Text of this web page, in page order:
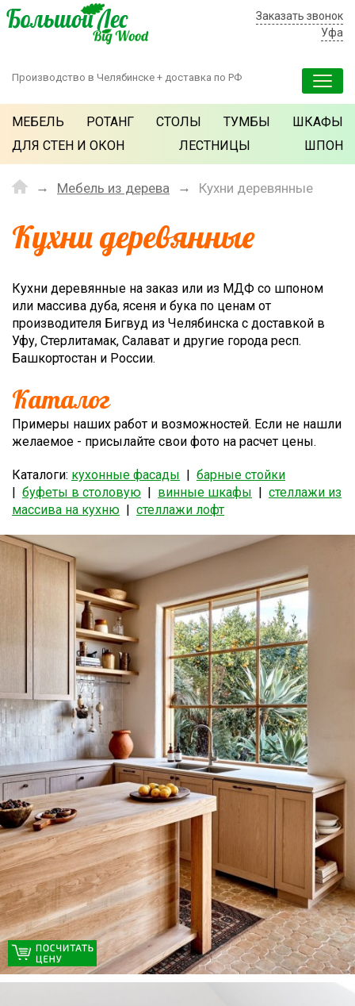
Производство в Челябинске + доставка по РФ
Заказать звонок
Уфа
МЕБЕЛЬ РОТАНГ СТОЛЫ ТУМБЫ
ШКАФЫ
ДЛЯ СТЕН И ОКОН
ЛЕСТНИЦЫ ШПОН
Мебель из дерева Кухни деревянные
Кухни деревянные
Кухни деревянные на заказ или из МДФ со шпоном
или массива дуба, ясеня и бука по ценам от
производителя Бигвуд из Челябинска с доставкой в
Уфу, Стерлитамак, Салават и другие города респ.
Башкортостан и России.
Каталог
Примеры наших работ и возможностей. Если не нашли
желаемое - присылайте свои фото на расчет цены.
Каталоги: кухонные фасады | барные стойки
| буфеты в столовую | винные шкафы | стеллажи из
массива на кухню | стеллажи лофт